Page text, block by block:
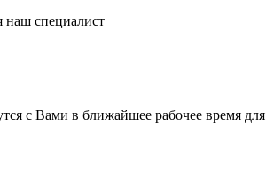
наш специалист
с Вами в ближайшее рабочее время